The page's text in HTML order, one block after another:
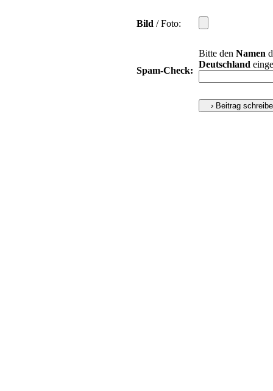
Bild / Foto:
Spam-Check:
Bitte den Namen
Deutschland